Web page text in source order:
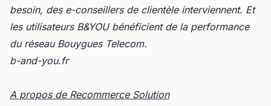
besoin, des e-conseillers de clientèle interviennent. Et
les utilisateurs B&YOU bénéficient de la performance
du réseau Bouygues Telecom.
b-and-you.fr
A propos de Recommerce Solution